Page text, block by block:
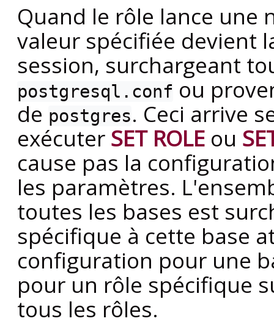
Quand le rôle lance une
valeur spécifiée devient
session, surchargeant
postgresql.conf ou
de postgres. Ceci arrive
exécuter SET ROLE ou
cause pas la
les paramètres.
toutes les bases est
spécifique à cette base
configuration pour une
pour un rôle spécifique
tous les rôles.